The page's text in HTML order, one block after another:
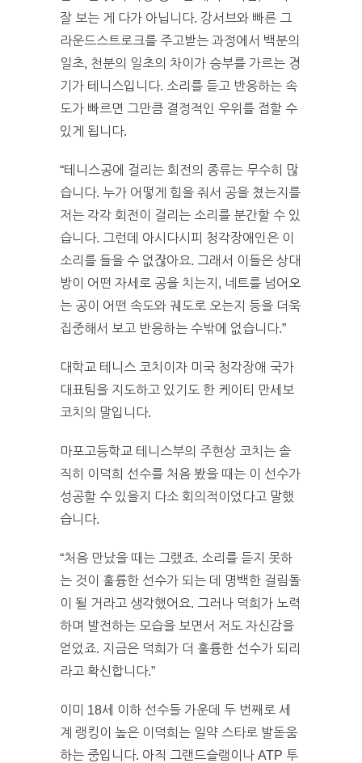
잘 보는 게 다가 아닙니다. 강서브와 빠른 그
라운드스트로크를 주고받는 과정에서 백분의
일초, 천분의 일초의 차이가 승부를 가르는 경
기가 테니스입니다. 소리를 듣고 반응하는 속
도가 빠르면 그만큼 결정적인 우위를 점할 수
있게 됩니다.
“테니스공에 걸리는 회전의 종류는 무수히 많
습니다. 누가 어떻게 힘을 줘서 공을 쳤는지를
저는 각각 회전이 걸리는 소리를 분간할 수 있
습니다. 그런데 아시다시피 청각장애인은 이
소리를 들을 수 없잖아요. 그래서 이들은 상대
방이 어떤 자세로 공을 치는지, 네트를 넘어오
는 공이 어떤 속도와 궤도로 오는지 등을 더욱
집중해서 보고 반응하는 수밖에 없습니다.”
대학교 테니스 코치이자 미국 청각장애 국가
대표팀을 지도하고 있기도 한 케이티 만세보
코치의 말입니다.
마포고등학교 테니스부의 주현상 코치는 솔
직히 이덕희 선수를 처음 봤을 때는 이 선수가
성공할 수 있을지 다소 회의적이었다고 말했
습니다.
“처음 만났을 때는 그랬죠. 소리를 듣지 못하
는 것이 훌륭한 선수가 되는 데 명백한 걸림돌
이 될 거라고 생각했어요. 그러나 덕희가 노력
하며 발전하는 모습을 보면서 저도 자신감을
얻었죠. 지금은 덕희가 더 훌륭한 선수가 되리
라고 확신합니다.”
이미 18세 이하 선수들 가운데 두 번째로 세
계 랭킹이 높은 이덕희는 일약 스타로 발돋움
하는 중입니다. 아직 그랜드슬램이나 ATP 투